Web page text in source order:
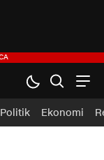
Politik Ekonomi